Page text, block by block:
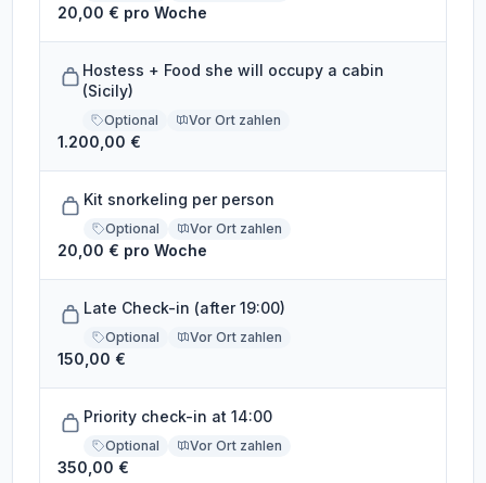
20,00 € pro Woche
Hostess + Food she will occupy a cabin
(Sicily)
Optional Vor Ort zahlen
1.200,00 €
Kit snorkeling per person
Optional Vor Ort zahlen
20,00 € pro Woche
Late Check-in (after 19:00)
Optional Vor Ort zahlen
150,00 €
Priority check-in at 14:00
Optional Vor Ort zahlen
350,00 €